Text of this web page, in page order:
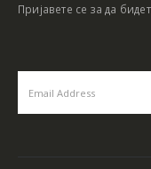
Пријавете се за да